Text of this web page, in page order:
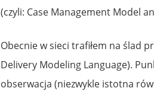
(czyli: Case Management Model
Obecnie w sieci trafiłem na ślad
Delivery Modeling Language).
obserwacja (niezwykle istotna